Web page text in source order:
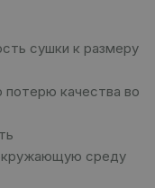
сушки к размеру
качества во
среду